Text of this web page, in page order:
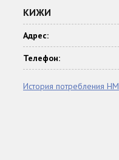
КИЖИ
Адрес:
Телефон:
История потребления НМ